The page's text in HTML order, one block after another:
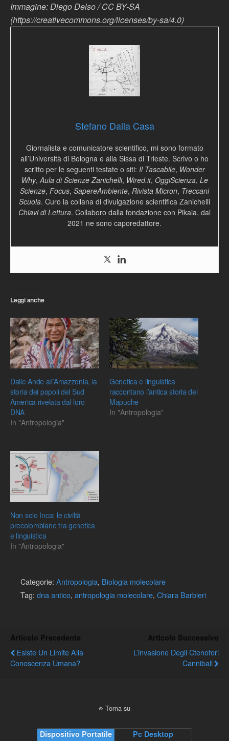
Immagine: Diego Delso / CC BY-SA
(https://creativecommons.org/licenses/by-sa/4.0)
Stefano Dalla Casa
Giornalista e comunicatore scientifico, mi sono formato
all’Università di Bologna e alla Sissa di Trieste. Scrivo o ho
scritto per le seguenti testate o siti: Il Tascabile, Wonder
Why,Aula di Scienze Zanichelli, Wired.it, OggiScienza, Le
Scienze, Focus, SapereAmbiente, Rivista Micron, Treccani
Scuola. Curo la collana di divulgazione scientifica Zanichelli
Chiavi di Lettura. Collaboro dalla fondazione con Pikaia, dal
2021 ne sono caporedattore.
Leggi anche
Dalle Ande all’Amazzonia, la
storia dei popoli del Sud
America rivelata dal loro
DNA
In "Antropologia"
Genetica e linguistica
raccontano l’antica storia dei
Mapuche
In "Antropologia"
Non solo Inca: le civiltà
precolombiane tra genetica
e linguistica
In "Antropologia"
Categorie: Antropologia, Biologia molecolare
Tag: dna antico, antropologia molecolare, Chiara Barbieri
Articolo Precedente
Esiste Un Limite Alla
Conoscenza Umana?
Articolo Successivo
L’invasione Degli Ctenofori
Cannibali
Torna su
Dispositivo Portatile Pc Desktop